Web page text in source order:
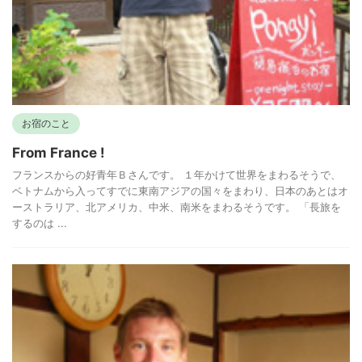
お宿のこと
From France !
フランスからの好青年Ｂさんです。 １年かけて世界をまわるそうで、
ベトナムから入ってすでに東南アジアの国々をまわり、日本のあとはオ
ーストラリア、北アメリカ、中米、南米をまわるそうです。 「長旅を
するのは ...